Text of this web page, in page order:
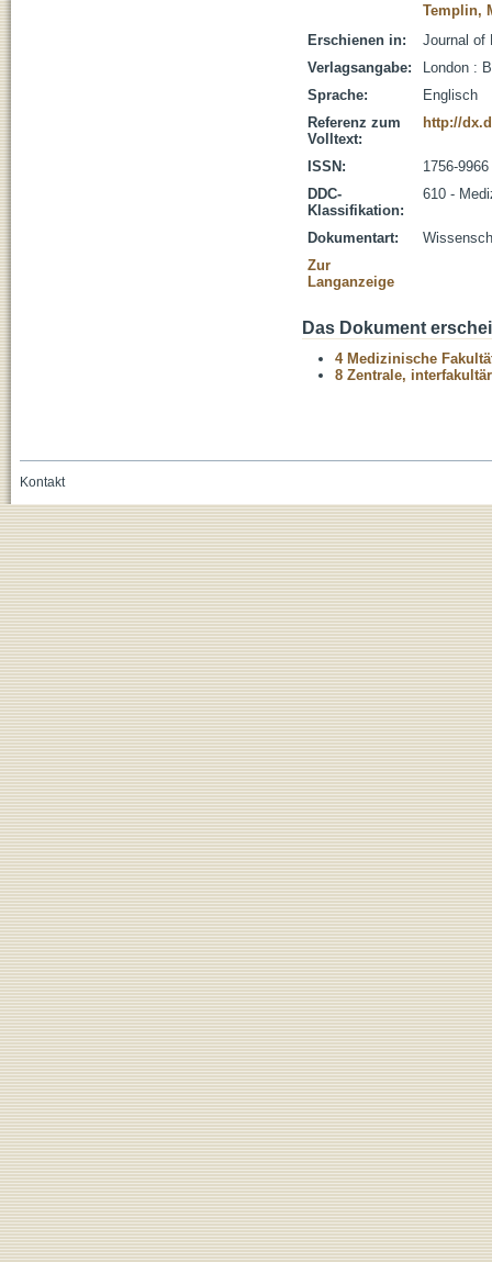
Templin,
Erschienen in:
Journal of
Verlagsangabe:
London :
Sprache:
Englisch
Referenz zum
Volltext:
http://
ISSN:
1756-9966
DDC-
Klassifikation:
610 -
Dokumentart:
Zur
Langanzeige
Das Dokument
4 Medizinische
8 Zentrale,
Kontakt